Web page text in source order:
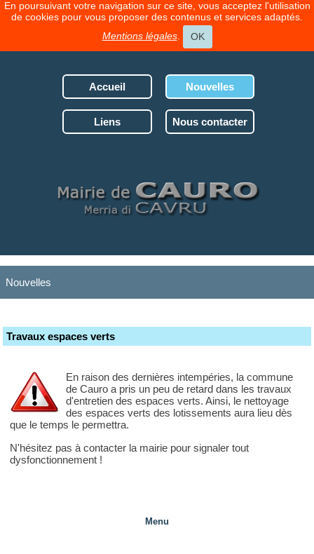
En poursuivant votre navigation sur ce site, vous acceptez l'utilisation
de cookies pour vous proposer des contenus et services adaptés.
Mentions légales. OK
Accueil Nouvelles
Liens Nous contacter
Nouvelles
Travaux espaces verts
En raison des dernières intempéries, la commune
de Cauro a pris un peu de retard dans les travaux
d'entretien des espaces verts. Ainsi, le nettoyage
des espaces verts des lotissements aura lieu dès
que le temps le permettra.
N'hésitez pas à contacter la mairie pour signaler tout
dysfonctionnement !
Menu